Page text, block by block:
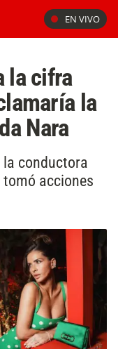
EN VIVO
la cifra
la
Nara
la conductora
tomó acciones